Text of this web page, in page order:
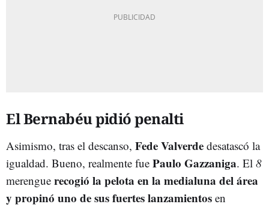
El Bernabéu pidió penalti
Asimismo, tras el descanso, Fede Valverde desatascó la
igualdad. Bueno, realmente fue Paulo Gazzaniga. El 8
merengue recogió la pelota en la medialuna del área
y propinó uno de sus fuertes lanzamientos en